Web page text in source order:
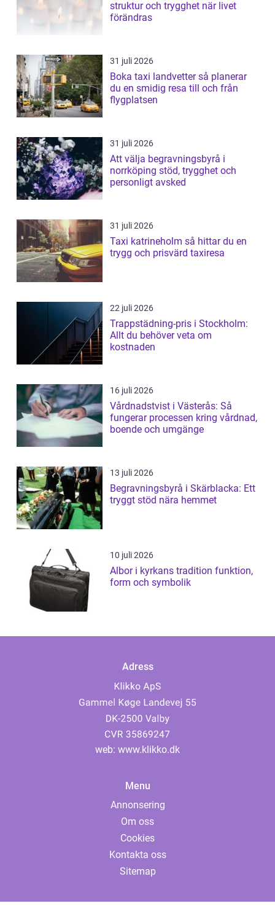
struktur och trygghet när livet
förändras
31 juli 2026
Boka taxi landvetter så planerar
du en smidig resa till och från
flygplatsen
31 juli 2026
Att välja begravningsbyrå i
norrköping stöd, trygghet och
personligt avsked
31 juli 2026
Taxi katrineholm så hittar du en
trygg och prisvärd taxiresa
22 juli 2026
Trappstädning-pris i Stockholm:
Allt du behöver veta om
kostnaden
16 juli 2026
Vårdnadstvist i Västerås: Så
fungerar processen kring vårdnad,
boende och umgänge
13 juli 2026
Begravningsbyrå i Skärblacka: Ett
tryggt stöd nära hemmet
10 juli 2026
Albor i kyrkans tradition funktion,
form och symbolik
Adress
web: www.klikko.dk
Menu
Annonsering
Om oss
Cookies
Kontakta oss
Sitemap